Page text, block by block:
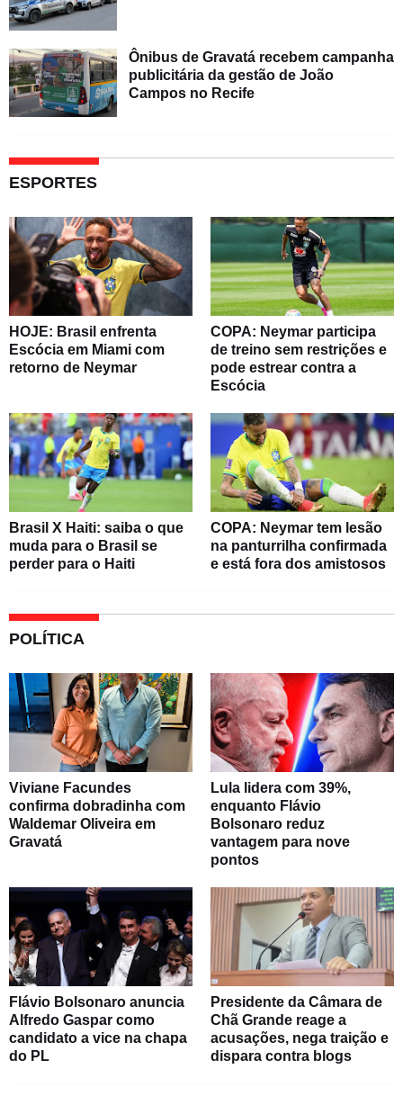
Ônibus de Gravatá recebem campanha
publicitária da gestão de João
Campos no Recife
ESPORTES
HOJE: Brasil enfrenta
Escócia em Miami com
retorno de Neymar
COPA: Neymar participa
de treino sem restrições e
pode estrear contra a
Escócia
Brasil X Haiti: saiba o que
muda para o Brasil se
perder para o Haiti
COPA: Neymar tem lesão
na panturrilha confirmada
e está fora dos amistosos
POLÍTICA
Viviane Facundes
confirma dobradinha com
Waldemar Oliveira em
Gravatá
Lula lidera com 39%,
enquanto Flávio
Bolsonaro reduz
vantagem para nove
pontos
Flávio Bolsonaro anuncia
Alfredo Gaspar como
candidato a vice na chapa
do PL
Presidente da Câmara de
Chã Grande reage a
acusações, nega traição e
dispara contra blogs